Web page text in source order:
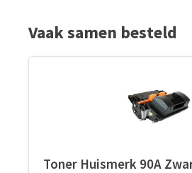
Vaak samen besteld
Toner Huismerk 90A